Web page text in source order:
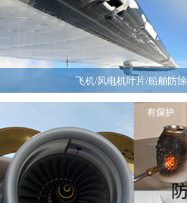
飞机/风电机叶片/船舶防